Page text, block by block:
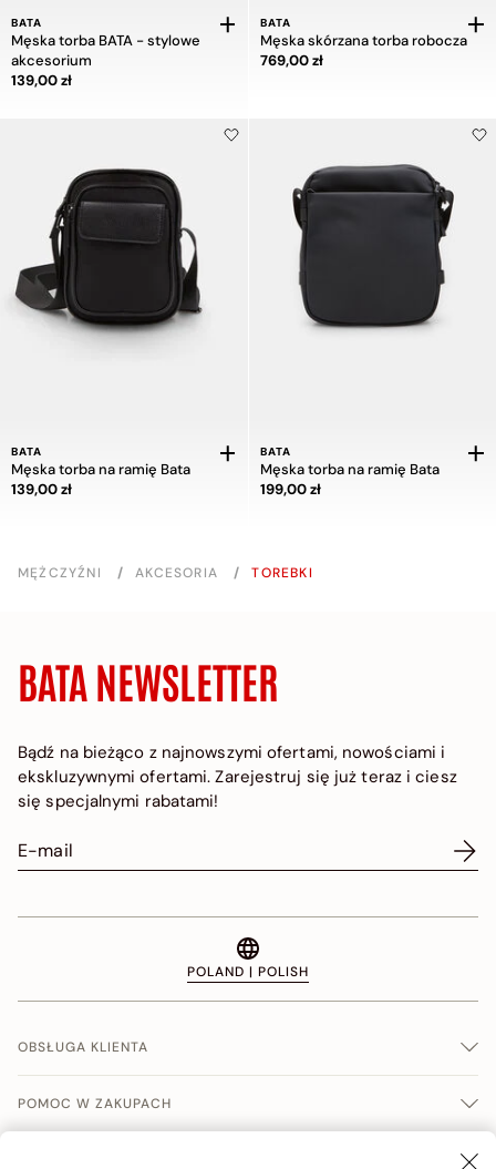
BATA
Męska torba BATA - stylowe
akcesorium
Cena 139,00 zł
139,00 zł
BATA
Męska skórzana torba robocza
Cena 769,00 zł
769,00 zł
BATA
Męska torba na ramię Bata
Cena 139,00 zł
139,00 zł
BATA
Męska torba na ramię Bata
Cena 199,00 zł
199,00 zł
MĘŻCZYŹNI / AKCESORIA / TOREBKI
BATA NEWSLETTER
Bądź na bieżąco z najnowszymi ofertami, nowościami i
ekskluzywnymi ofertami. Zarejestruj się już teraz i ciesz
się specjalnymi rabatami!
POLAND | POLISH
OBSŁUGA KLIENTA
POMOC W ZAKUPACH